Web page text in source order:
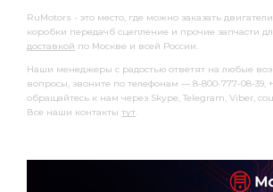
RuMotors - это место, где можно заказать
коробки передачб сцепление и прочие запчасти
доставкой по Москве и всей России.
Наши менеджеры с радостью ответят на любые
вопросы, звоните по телефонам — 8-800-777-08-39,
обращайтесь к нам через Skype, Telegram, Viber,
Все наши контакты тут.